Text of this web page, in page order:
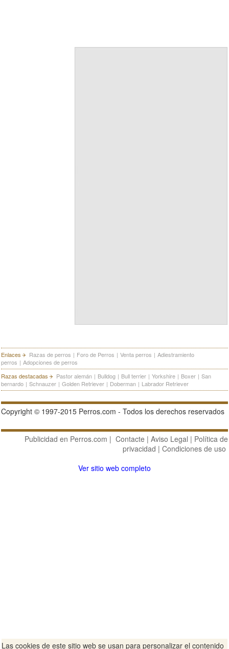
Enlaces Razas de perros | Foro de Perros | Venta perros | Adiestramiento
perros | Adopciones de perros
Razas destacadas
Pastor alemán | Bulldog | Bull terrier | Yorkshire | Boxer | San
bernardo | Schnauzer | Golden Retriever | Doberman | Labrador Retriever
Copyright © 1997-2015 Perros.com - Todos los derechos reservados
Publicidad en Perros.com | Contacte | Aviso Legal | Política de
privacidad | Condiciones de uso
Ver sitio web completo
Las cookies de este sitio web se usan para personalizar el contenido